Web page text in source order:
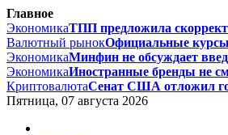
Главное
ЭкономикаТПП предложила
Валютный рынокОфициальные
ЭкономикаМинфин не обсуждает
ЭкономикаИностранные бренды не
КриптовалютаСенат США отложил
Пятница, 07 августа 2026